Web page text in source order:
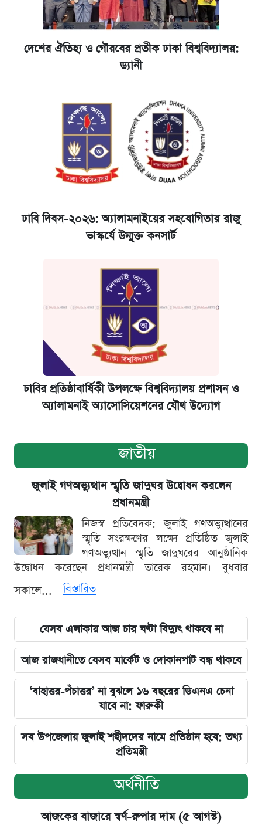
দেশের ঐতিহ্য ও গৌরবের প্রতীক ঢাকা বিশ্ববিদ্যালয়:
ড্যানী
ঢাবি দিবস-২০২৬: অ্যালামনাইয়ের সহযোগিতায় রাজু
ভাস্কর্যে উন্মুক্ত কনসার্ট
ঢাবির প্রতিষ্ঠাবার্ষিকী উপলক্ষে বিশ্ববিদ্যালয় প্রশাসন ও
অ্যালামনাই অ্যাসোসিয়েশনের যৌথ উদ্যোগ
জাতীয়
জুলাই গণঅভ্যুত্থান স্মৃতি জাদুঘর উদ্বোধন করলেন
প্রধানমন্ত্রী
নিজস্ব প্রতিবেদক: জুলাই গণঅভ্যুত্থানের
স্মৃতি সংরক্ষণের লক্ষ্যে প্রতিষ্ঠিত জুলাই
গণঅভ্যুত্থান স্মৃতি জাদুঘরের আনুষ্ঠানিক
উদ্বোধন করেছেন প্রধানমন্ত্রী তারেক রহমান। বুধবার
সকালে...
বিস্তারিত
যেসব এলাকায় আজ চার ঘণ্টা বিদ্যুৎ থাকবে না
আজ রাজধানীতে যেসব মার্কেট ও দোকানপাট বন্ধ থাকবে
‘বাহাত্তর-পঁচাত্তর’ না বুঝলে ১৬ বছরের ডিএনএ চেনা
যাবে না: ফারুকী
সব উপজেলায় জুলাই শহীদদের নামে প্রতিষ্ঠান হবে: তথ্য
প্রতিমন্ত্রী
অর্থনীতি
আজকের বাজারে স্বর্ণ-রুপার দাম (৫ আগস্ট)